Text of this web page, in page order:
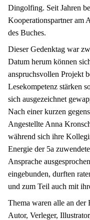
Dingolfing. Seit Jahren
Kooperationspartner am
des Buches.
Dieser Gedenktag war
Datum herum können
anspruchsvollen Projekt
Lesekompetenz stärken
sich ausgezeichnet
Nach einer kurzen
Angestellte Anna
während sich ihre
Energie der 5a
Ansprache
eingebunden, durften
und zum Teil auch mit
Thema waren alle an der
Autor, Verleger,